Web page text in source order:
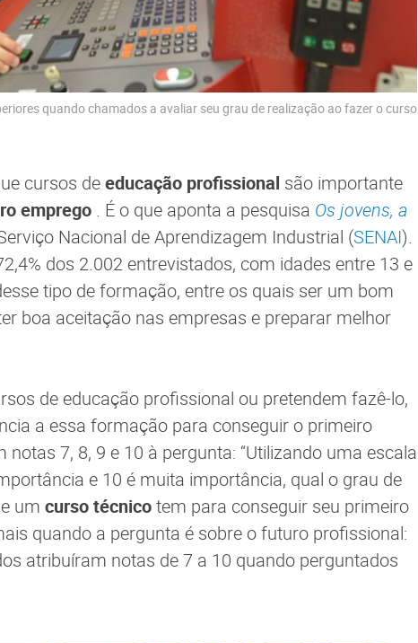
quando chamados a avaliar seu grau de realização ao fazer o curso
cursos deeducação profissional são importante
emprego . É o que aponta a pesquisa Os jovens, a
Nacional de Aprendizagem Industrial (SENAI).
dos 2.002 entrevistados, com idades entre 13 e
tipo de formação, entre os quais ser um bom
boa aceitação nas empresas e preparar melhor
de educação profissional ou pretendem fazê-lo,
a essa formação para conseguir o primeiro
7, 8, 9 e 10 à pergunta: “Utilizando uma escala
e 10 é muita importância, qual o grau de
um curso técnicotem para conseguir seu primeiro
quando a pergunta é sobre o futuro profissional:
atribuíram notas de 7 a 10 quando perguntados